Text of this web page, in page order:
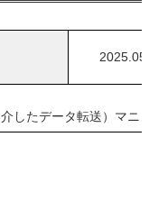
2025.05
たデータ転送）マニ